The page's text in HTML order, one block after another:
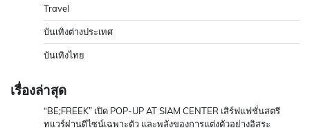
Travel
บันเทิงต่างประเทศ
บันเทิงไทย
เรื่องล่าสุด
“BE;FREEK” เปิด POP-UP AT SIAM CENTER เสิร์ฟแฟชั่นสตรี
ทแวร์ผ่านดีไซน์เฉพาะตัว และพลังของการแต่งตัวอย่างอิสระ